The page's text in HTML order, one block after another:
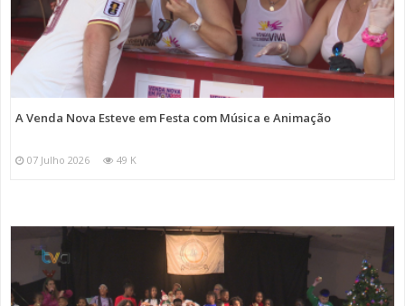
A Venda Nova Esteve em Festa com Música e Animação
07 Julho 2026 49 K